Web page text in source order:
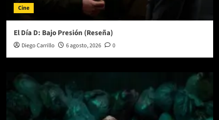
Cine
El Día D: Bajo Presión (Reseña)
Diego Carrillo 6 agosto, 2026 0